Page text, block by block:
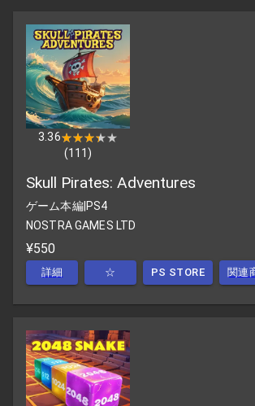
3.36★★★★★
★★★★★
(111 )
Skull Pirates: Adventures
ゲーム本編|PS4
NOSTRA GAMES LTD
¥550
詳細 ☆ PS STORE 関連